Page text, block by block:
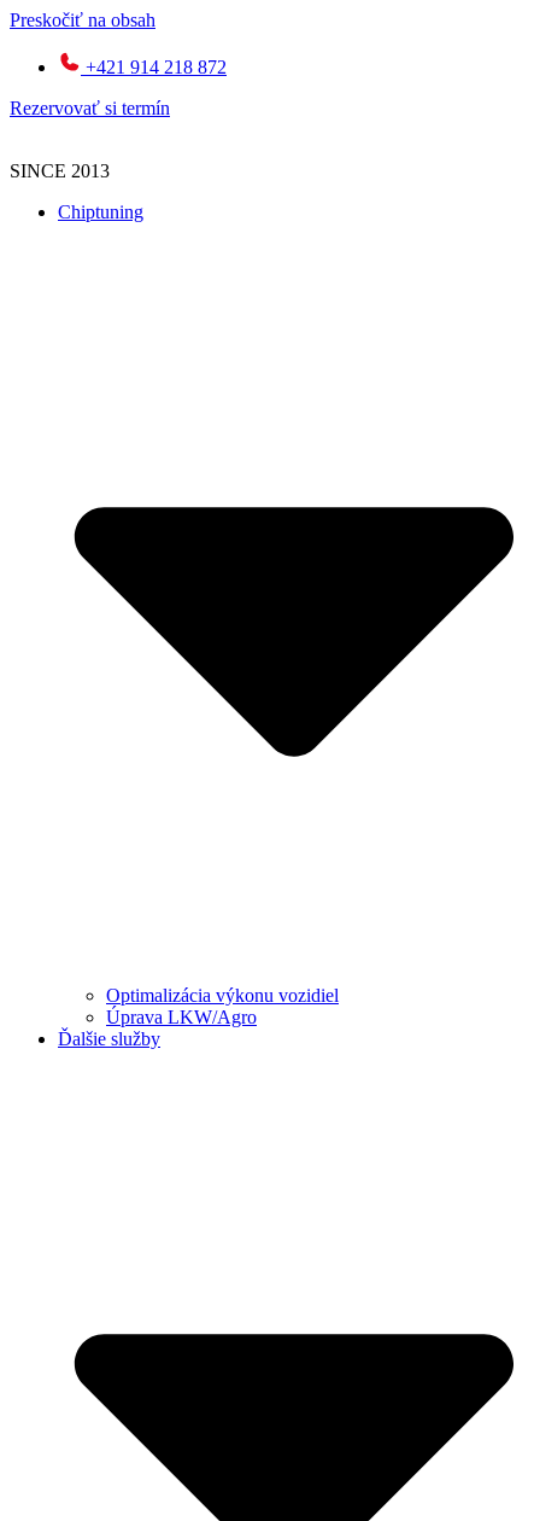
Preskočiť na obsah
+421 914 218 872
Rezervovať si termín
SINCE 2013
Chiptuning
Optimalizácia výkonu vozidiel
Úprava LKW/Agro
Ďalšie služby